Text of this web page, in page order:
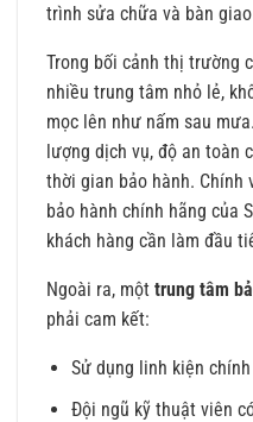
trình sửa chữa và bàn
Trong bối cảnh thị trường
nhiều trung tâm nhỏ lẻ,
mọc lên như nấm sau
lượng dịch vụ, độ an toàn
thời gian bảo hành. Chính
bảo hành chính hãng của
khách hàng cần làm đầu
Ngoài ra, một trung tâm
phải cam kết:
Sử dụng linh kiện
Đội ngũ kỹ thuật viên